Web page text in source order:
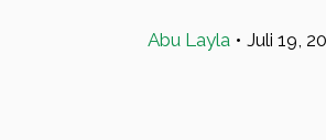
Abu Layla • Juli 19,